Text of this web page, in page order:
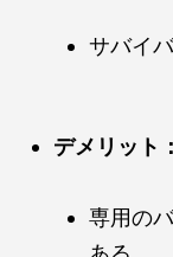
サバイ
デメリット：
専用の